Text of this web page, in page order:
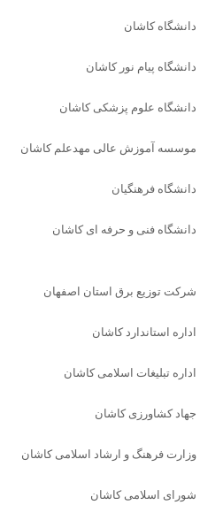
دانشگاه کاشان
دانشگاه پیام نور کاشان
دانشگاه علوم پزشکی کاشان
موسسه آموزش عالی مهدعلم کاشان
دانشگاه فرهنگیان
دانشگاه فنی و حرفه ای کاشان
شرکت توزیع برق استان اصفهان
اداره استاندارد كاشان
اداره تبلیغات اسلامی کاشان
جهاد کشاورزی کاشان
وزارت فرهنگ و ارشاد اسلامی کاشان
شورای اسلامی کاشان